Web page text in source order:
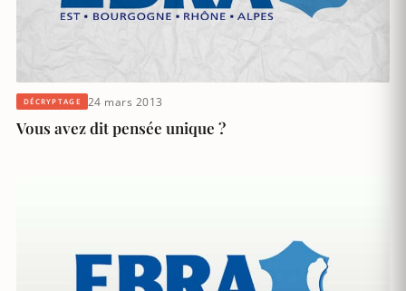
DÉCRYPTAGE 24 mars 2013
Vous avez dit pensée unique ?